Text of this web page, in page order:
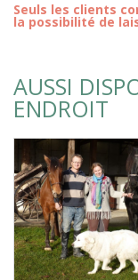
Seuls les clients
la possibilité de
AUSSI
ENDROIT